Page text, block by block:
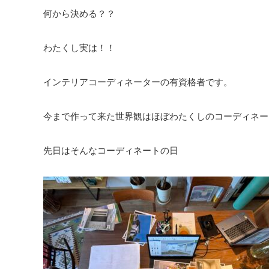
何から決める？？
わたくし実は！！
インテリアコーディネーターの有資格者です。
今まで作って来た世界観はほぼわたくしのコーディネ
先日はそんなコーディネートの日